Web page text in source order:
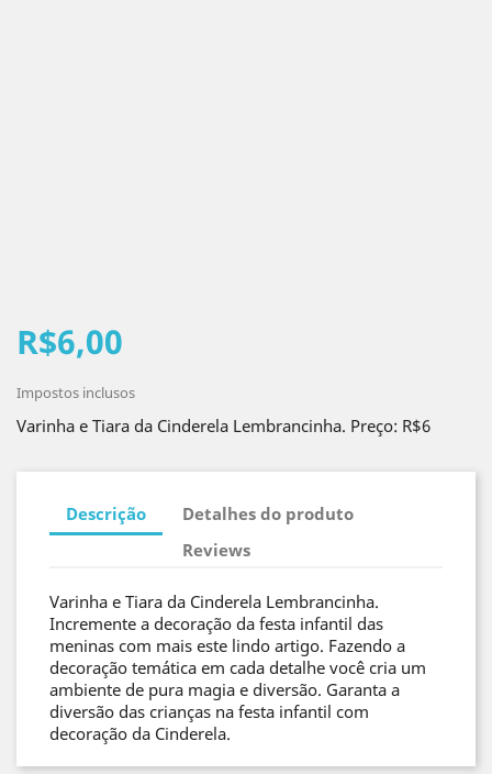
R$6,00
Impostos inclusos
Varinha e Tiara da Cinderela Lembrancinha. Preço: R$6
Descrição
Detalhes do produto
Reviews
Varinha e Tiara da Cinderela Lembrancinha.
Incremente a decoração da festa infantil das
meninas com mais este lindo artigo. Fazendo a
decoração temática em cada detalhe você cria um
ambiente de pura magia e diversão. Garanta a
diversão das crianças na festa infantil com
decoração da Cinderela.